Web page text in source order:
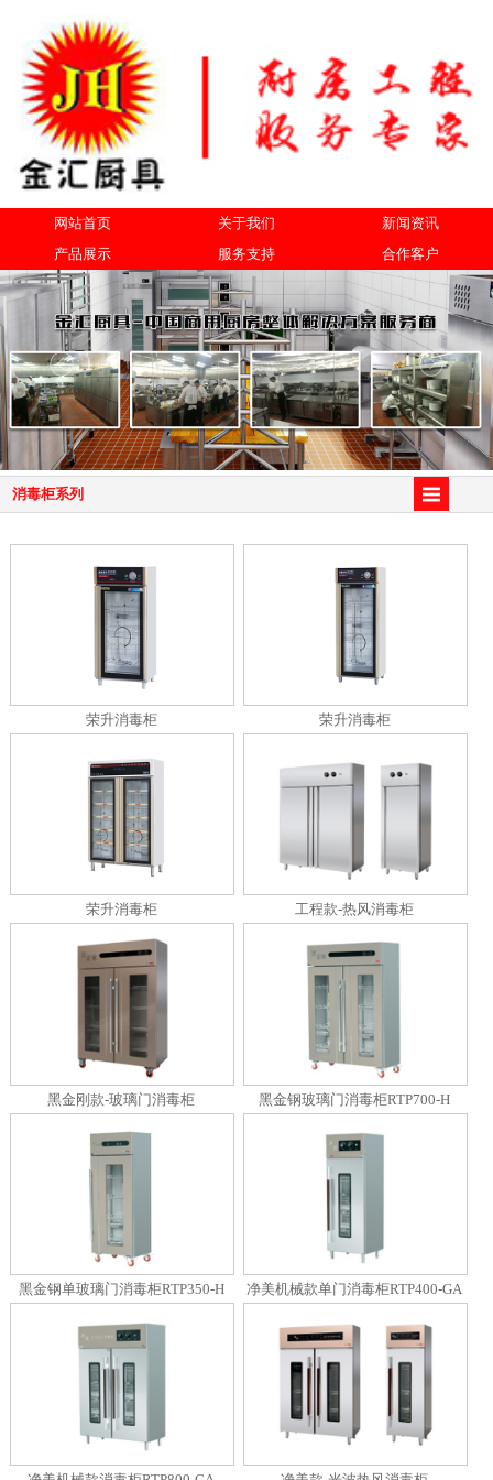
网站首页 关于我们
新闻资讯
产品展示
服务支持 合作客户
消毒柜系列
荣升消毒柜 荣升消毒柜
荣升消毒柜 工程款-热风消毒柜
黑金刚款-玻璃门消毒柜 黑金钢玻璃门消毒柜RTP700-H
黑金钢单玻璃门消毒柜RTP350-H 净美机械款单门消毒柜RTP400-GA